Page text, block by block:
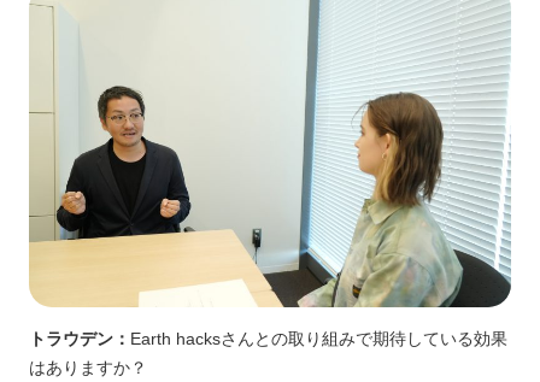
トラウデン： Earth hacksさんとの取り組みで期待している効果
はありますか？